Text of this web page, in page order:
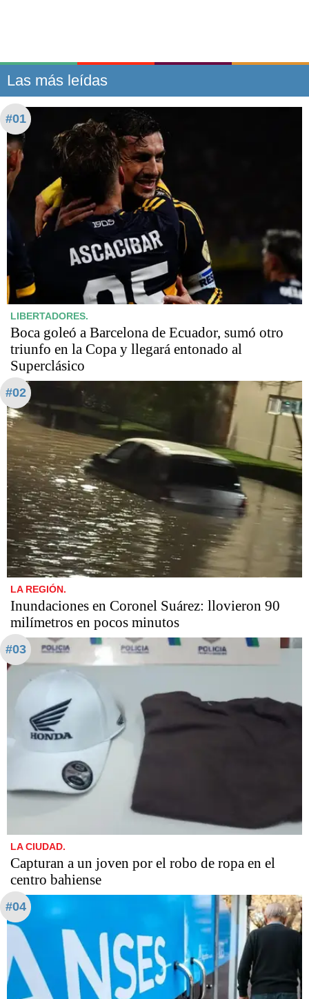
Las más leídas
#01
LIBERTADORES.
Boca goleó a Barcelona de Ecuador, sumó otro
triunfo en la Copa y llegará entonado al
Superclásico
#02
LA REGIÓN.
Inundaciones en Coronel Suárez: llovieron 90
milímetros en pocos minutos
#03
LA CIUDAD.
Capturan a un joven por el robo de ropa en el
centro bahiense
#04